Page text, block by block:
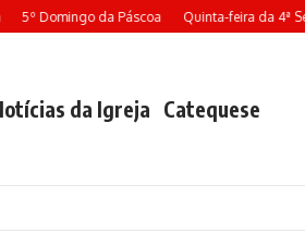
Domingo da Páscoa Quinta-feira da 4ª
da Igreja Catequese